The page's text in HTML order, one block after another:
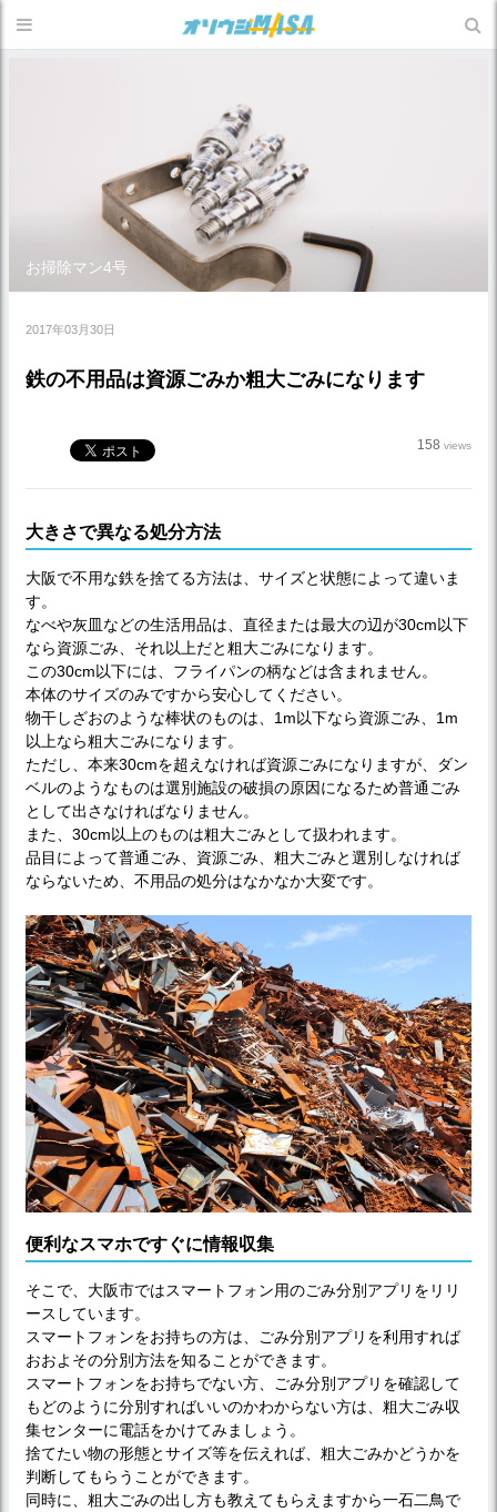
お掃除マン4号
2017年03月30日
鉄の不用品は資源ごみか粗大ごみになります
158 views
大きさで異なる処分方法
大阪で不用な鉄を捨てる方法は、サイズと状態によって違いま
す。
なべや灰皿などの生活用品は、直径または最大の辺が30cm以下
なら資源ごみ、それ以上だと粗大ごみになります。
この30cm以下には、フライパンの柄などは含まれません。
本体のサイズのみですから安心してください。
物干しざおのような棒状のものは、1m以下なら資源ごみ、1m
以上なら粗大ごみになります。
ただし、本来30cmを超えなければ資源ごみになりますが、ダン
ベルのようなものは選別施設の破損の原因になるため普通ごみ
として出さなければなりません。
また、30cm以上のものは粗大ごみとして扱われます。
品目によって普通ごみ、資源ごみ、粗大ごみと選別しなければ
ならないため、不用品の処分はなかなか大変です。
便利なスマホですぐに情報収集
そこで、大阪市ではスマートフォン用のごみ分別アプリをリリ
ースしています。
スマートフォンをお持ちの方は、ごみ分別アプリを利用すれば
おおよその分別方法を知ることができます。
スマートフォンをお持ちでない方、ごみ分別アプリを確認して
もどのように分別すればいいのかわからない方は、粗大ごみ収
集センターに電話をかけてみましょう。
捨てたい物の形態とサイズ等を伝えれば、粗大ごみかどうかを
判断してもらうことができます。
同時に、粗大ごみの出し方も教えてもらえますから一石二鳥で